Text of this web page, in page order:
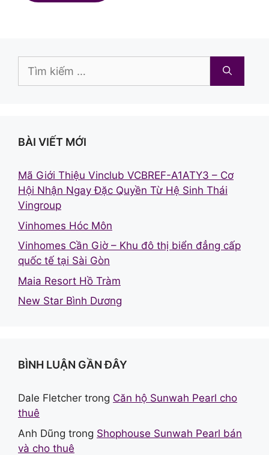
kiếm
BÀI VIẾT MỚI
Mã Giới Thiệu Vinclub VCBREF-A1ATY3 – Cơ
Hội Nhận Ngay Đặc Quyền Từ Hệ Sinh Thái
Vingroup
Vinhomes Hóc Môn
Vinhomes Cần Giờ – Khu đô thị biển đẳng cấp
quốc tế tại Sài Gòn
Maia Resort Hồ Tràm
New Star Bình Dương
BÌNH LUẬN GẦN ĐÂY
Dale Fletcher trong Căn hộ Sunwah Pearl cho
thuê
Anh Dũng trong Shophouse Sunwah Pearl bán
và cho thuê